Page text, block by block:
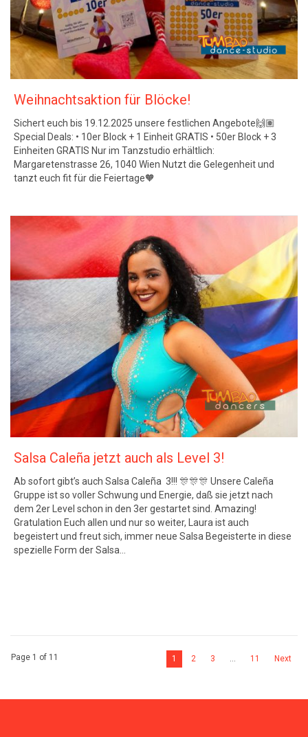
Weihnachtsaktion für Blöcke!
Sichert euch bis 19.12.2025 unsere festlichen Angebote🙌🏽
Special Deals: • 10er Block + 1 Einheit GRATIS • 50er Block + 3
Einheiten GRATIS Nur im Tanzstudio erhältlich:
Margaretenstrasse 26, 1040 Wien Nutzt die Gelegenheit und
tanzt euch fit für die Feiertage🧡
Salsa Caleña jetzt auch als Level 3!
Ab sofort gibt’s auch Salsa Caleña 3!!! 🎊🎊🎊 Unsere Caleña
Gruppe ist so voller Schwung und Energie, daß sie jetzt nach
dem 2er Level schon in den 3er gestartet sind. Amazing!
Gratulation Euch allen und nur so weiter, Laura ist auch
begeistert und freut sich, immer neue Salsa Begeisterte in diese
spezielle Form der Salsa…
Page 1 of 11 1 2 3 11 Next